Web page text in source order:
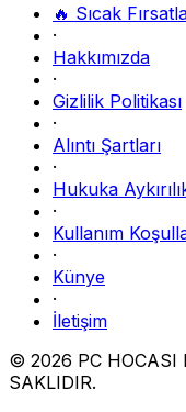
🔥 Sıcak
·
Hakkımızda
·
Gizlilik Politikası
·
Alıntı Şartları
·
Hukuka
·
Kullanım
·
Künye
·
İletişim
© 2026 PC HOCASI
SAKLIDIR.